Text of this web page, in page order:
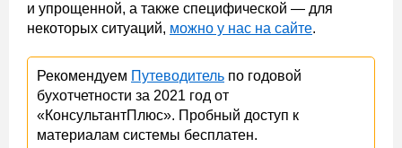
и упрощенной, а также специфической — для
некоторых ситуаций, можно у нас на сайте.
Рекомендуем Путеводитель по годовой
бухотчетности за 2021 год от
«КонсультантПлюс». Пробный доступ к
материалам системы бесплатен.